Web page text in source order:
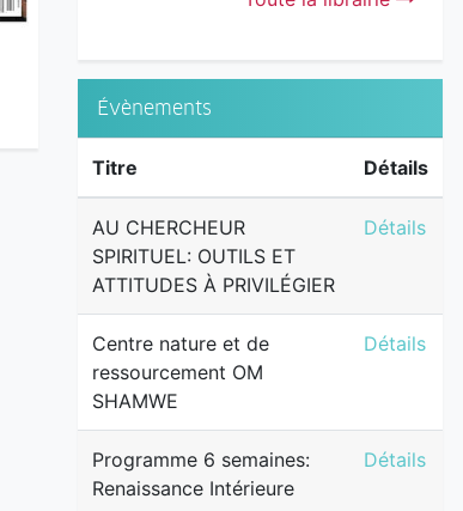
Évènements
Titre Détails
AU CHERCHEUR
SPIRITUEL: OUTILS ET
ATTITUDES À PRIVILÉGIER
AU
Détails
Centre nature et de
ressourcement OM
SHAMWE
Centre
Détails
Programme 6 semaines:
Renaissance Intérieure
Détails
Ainsi Soit-il !
Voir le